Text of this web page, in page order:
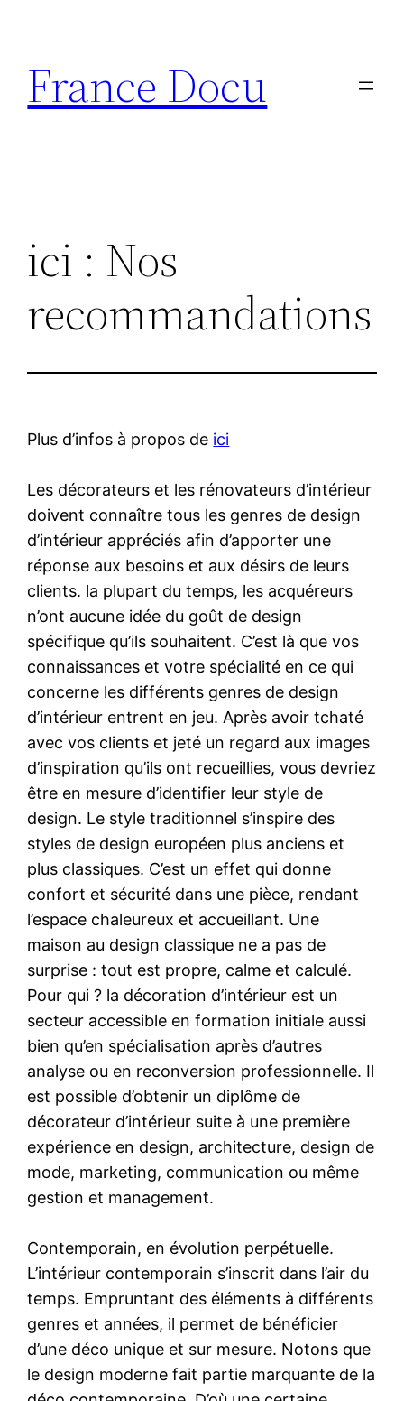
contenu
France Docu
ici : Nos
recommandations
Plus d’infos à propos de ici
Les décorateurs et les rénovateurs d’intérieur
doivent connaître tous les genres de design
d’intérieur appréciés afin d’apporter une
réponse aux besoins et aux désirs de leurs
clients. la plupart du temps, les acquéreurs
n’ont aucune idée du goût de design
spécifique qu’ils souhaitent. C’est là que vos
connaissances et votre spécialité en ce qui
concerne les différents genres de design
d’intérieur entrent en jeu. Après avoir tchaté
avec vos clients et jeté un regard aux images
d’inspiration qu’ils ont recueillies, vous devriez
être en mesure d’identifier leur style de
design. Le style traditionnel s’inspire des
styles de design européen plus anciens et
plus classiques. C’est un effet qui donne
confort et sécurité dans une pièce, rendant
l’espace chaleureux et accueillant. Une
maison au design classique ne a pas de
surprise : tout est propre, calme et calculé.
Pour qui ? la décoration d’intérieur est un
secteur accessible en formation initiale aussi
bien qu’en spécialisation après d’autres
analyse ou en reconversion professionnelle. Il
est possible d’obtenir un diplôme de
décorateur d’intérieur suite à une première
expérience en design, architecture, design de
mode, marketing, communication ou même
gestion et management.
Contemporain, en évolution perpétuelle.
L’intérieur contemporain s’inscrit dans l’air du
temps. Empruntant des éléments à différents
genres et années, il permet de bénéficier
d’une déco unique et sur mesure. Notons que
le design moderne fait partie marquante de la